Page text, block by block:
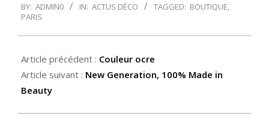
12-
BY: ADMIN0 IN: ACTUS DÉCO TAGGED: BOUTIQUE,
PARIS
Article précédent : Couleur ocre
Article suivant : New Generation, 100% Made in
Beauty